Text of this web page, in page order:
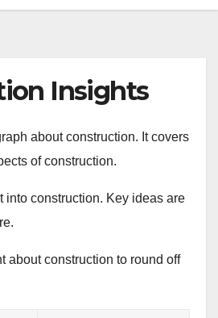
Insights
about construction. It covers
of construction.
into construction. Key ideas are
about construction to round off